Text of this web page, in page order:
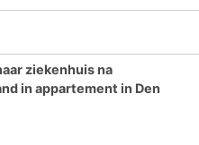
ziekenhuis na
in appartement in Den